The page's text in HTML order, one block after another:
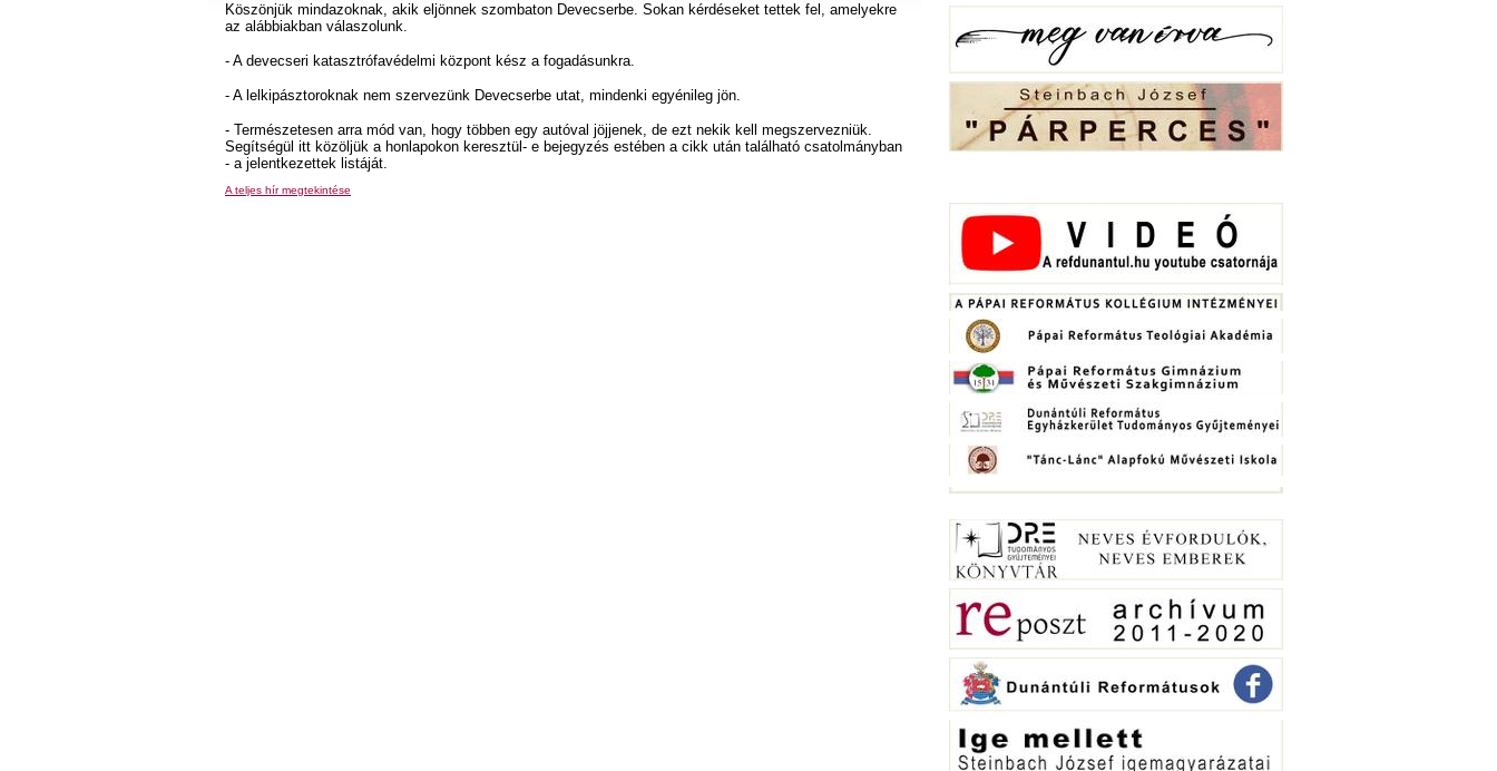
Köszönjük mindazoknak, akik eljönnek szombaton Devecserbe. Sokan kérdéseket tettek fel, amelyekre
az alábbiakban válaszolunk.
- A devecseri katasztrófavédelmi központ kész a fogadásunkra.
- A lelkipásztoroknak nem szervezünk Devecserbe utat, mindenki egyénileg jön.
- Természetesen arra mód van, hogy többen egy autóval jöjjenek, de ezt nekik kell megszervezniük.
Segítségül itt közöljük a honlapokon keresztül- e bejegyzés estében a cikk után található csatolmányban
- a jelentkezettek listáját.
A teljes hír megtekintése